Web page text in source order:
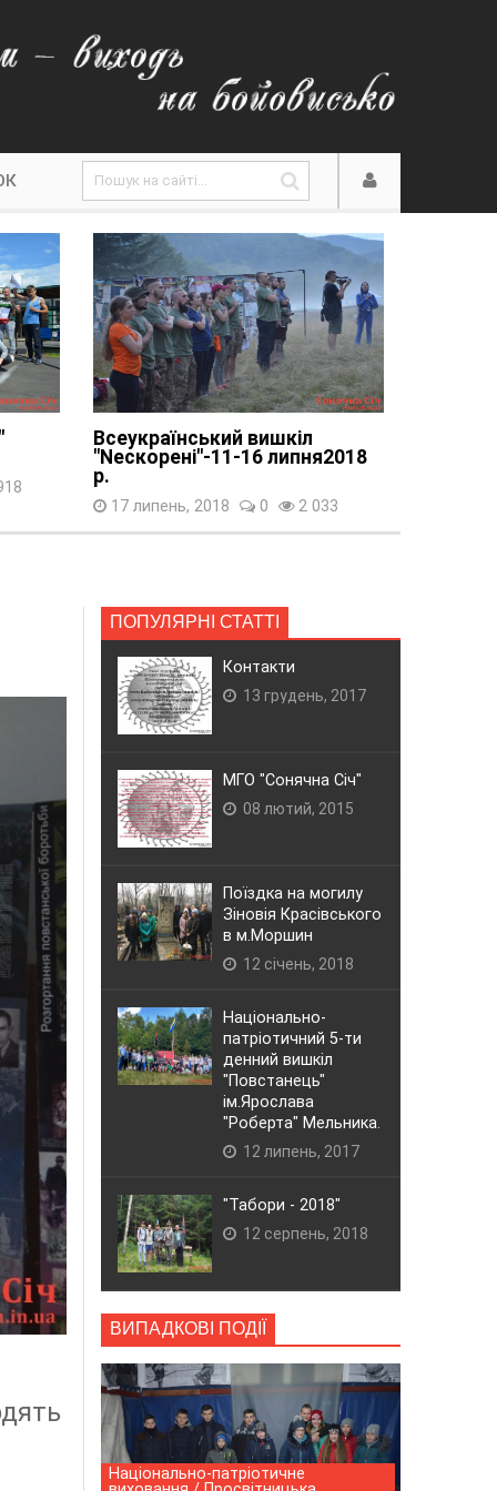
Всеукраїнський вишкіл
"Nескорені"-11-16 липня2018
р.
17 липень, 2018 0 2 033
ПОПУЛЯРНІ СТАТТІ
Контакти
13 грудень, 2017
МГО "Сонячна Січ"
08 лютий, 2015
Поїздка на могилу
Зіновія Красівського
в м.Моршин
12 січень, 2018
Національно-
патріотичний 5-ти
денний вишкіл
"Повстанець"
ім.Ярослава
"Роберта" Мельника.
12 липень, 2017
"Табори - 2018"
12 серпень, 2018
ВИПАДКОВІ ПОДІЇ
Національно-патріотичне